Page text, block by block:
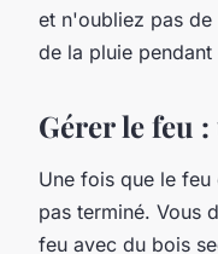
et n'oubliez pas
de la pluie
Gérer le feu
Une fois que le
pas terminé. Vous
feu avec du bois